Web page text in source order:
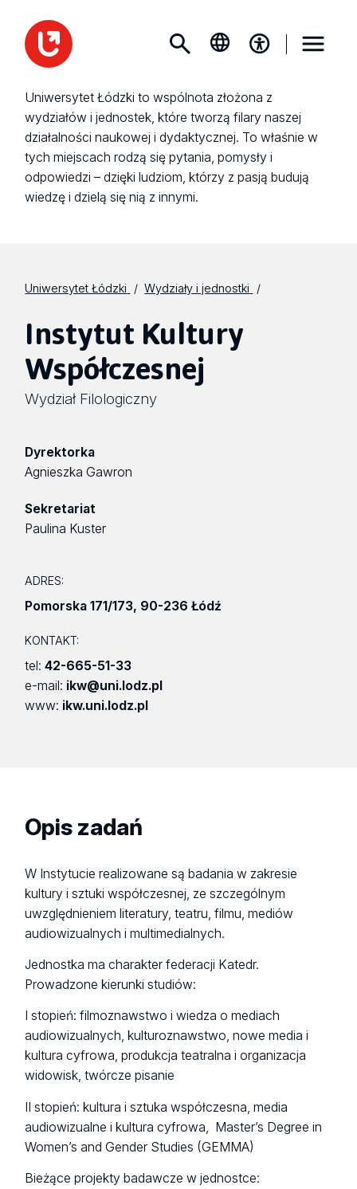
Uniwersytet Łódzki to wspólnota złożona z
wydziałów i jednostek, które tworzą filary naszej
działalności naukowej i dydaktycznej. To właśnie w
tych miejscach rodzą się pytania, pomysły i
odpowiedzi – dzięki ludziom, którzy z pasją budują
wiedzę i dzielą się nią z innymi.
Uniwersytet Łódzki Wydziały i jednostki
Instytut Kultury
Współczesnej
Wydział Filologiczny
Dyrektorka
Agnieszka Gawron
Sekretariat
Paulina Kuster
ADRES:
Pomorska 171/173, 90-236 Łódź
KONTAKT:
tel:42-665-51-33
e-mail: ikw@uni.lodz.pl
www: ikw.uni.lodz.pl
Opis zadań
W Instytucie realizowane są badania w zakresie
kultury i sztuki współczesnej, ze szczególnym
uwzględnieniem literatury, teatru, filmu, mediów
audiowizualnych i multimedialnych.
Jednostka ma charakter federacji Katedr.
Prowadzone kierunki studiów:
I stopień: filmoznawstwo i wiedza o mediach
audiowizualnych, kulturoznawstwo, nowe media i
kultura cyfrowa, produkcja teatralna i organizacja
widowisk, twórcze pisanie
II stopień: kultura i sztuka współczesna, media
audiowizualne i kultura cyfrowa,
Master’s Degree in
Women’s and Gender Studies (GEMMA)
Bieżące projekty badawcze w jednostce: